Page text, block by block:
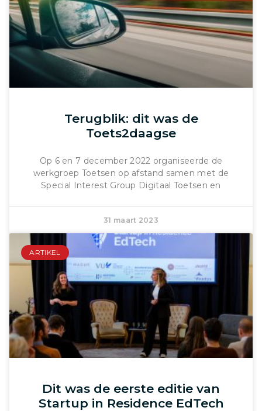
Terugblik: dit was de
Toets2daagse
Op 6 en 7 december 2022 organiseerde de
werkgroep Toetsen op afstand samen met de
Special Interest Group Digitaal Toetsen en
31 maart 2023
ARTIKEL
Dit was de eerste editie van
Startup in Residence EdTech